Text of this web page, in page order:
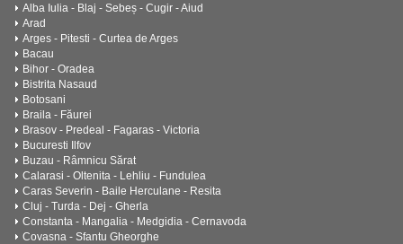
Alba Iulia - Blaj - Sebeș - Cugir - Aiud
Arad
Arges - Pitesti - Curtea de Arges
Bacau
Bihor - Oradea
Bistrita Nasaud
Botosani
Braila - Făurei
Brasov - Predeal - Fagaras - Victoria
Bucuresti Ilfov
Buzau - Râmnicu Sărat
Calarasi - Oltenita - Lehliu - Fundulea
Caras Severin - Baile Herculane - Resita
Cluj - Turda - Dej - Gherla
Constanta - Mangalia - Medgidia - Cernavoda
Covasna - Sfantu Gheorghe